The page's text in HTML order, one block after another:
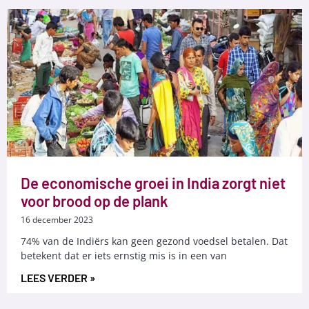
De economische groei in India zorgt niet
voor brood op de plank
16 december 2023
74% van de Indiërs kan geen gezond voedsel betalen. Dat
betekent dat er iets ernstig mis is in een van
LEES VERDER »